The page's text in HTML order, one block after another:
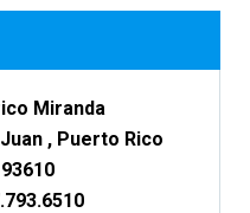
Miranda
, Puerto Rico